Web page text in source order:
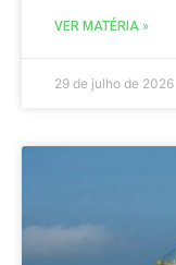
VER MATÉRIA »
29 de julho de 2026